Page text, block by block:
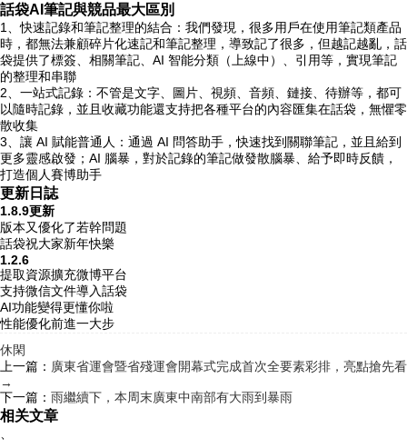
話袋AI筆記與競品最大區別
1、快速記錄和筆記整理的結合：我們發現，很多用戶在使用筆記類產品
時，都無法兼顧碎片化速記和筆記整理，導致記了很多，但越記越亂，話
袋提供了標簽、相關筆記、AI 智能分類（上線中）、引用等，實現筆記
的整理和串聯
2、一站式記錄：不管是文字、圖片、視頻、音頻、鏈接、待辦等，都可
以隨時記錄，並且收藏功能還支持把各種平台的內容匯集在話袋，無懼零
散收集
3、讓 AI 賦能普通人：通過 AI 問答助手，快速找到關聯筆記，並且給到
更多靈感啟發；AI 腦暴，對於記錄的筆記做發散腦暴、給予即時反饋，
打造個人賽博助手
更新日誌
1.8.9更新
版本又優化了若幹問題
話袋祝大家新年快樂
1.2.6
提取資源擴充微博平台
支持微信文件導入話袋
AI功能變得更懂你啦
性能優化前進一大步
休閑
上一篇： 廣東省運會暨省殘運會開幕式完成首次全要素彩排，亮點搶先看
→
下一篇： 雨繼續下，本周末廣東中南部有大雨到暴雨
相关文章
、